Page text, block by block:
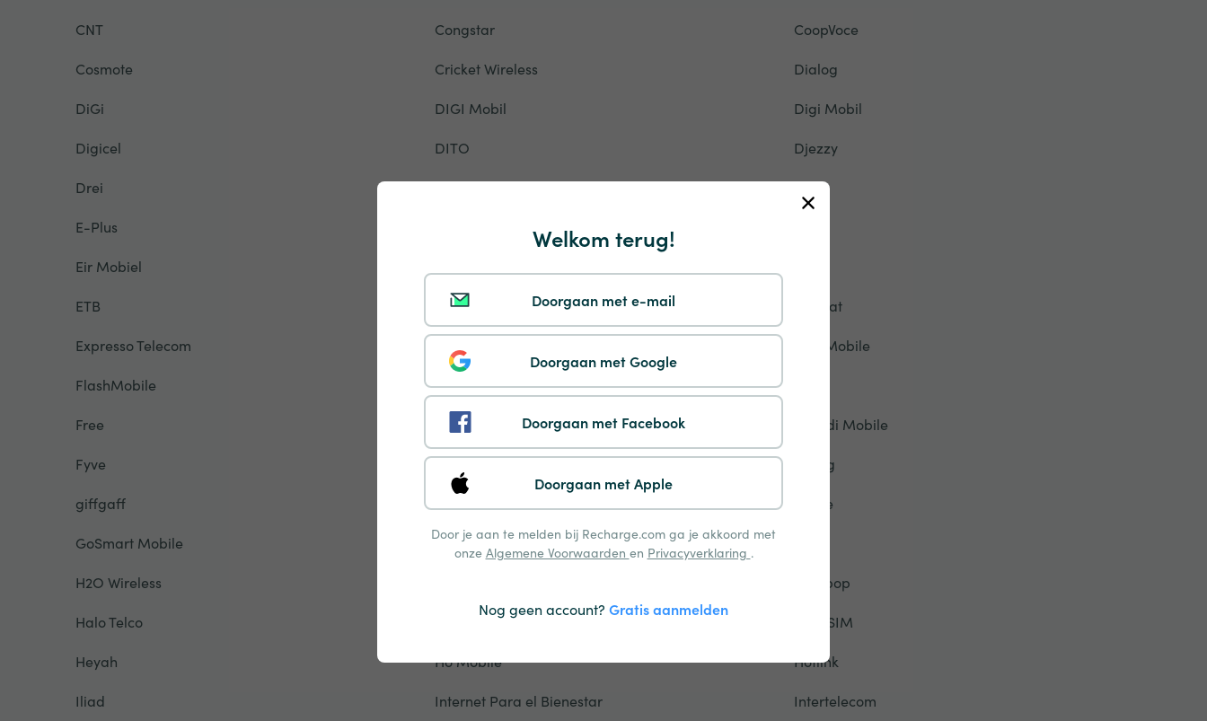
Welkom terug!
Doorgaan met e-mail
Doorgaan met Google
Doorgaan met Facebook
Doorgaan met Apple
Door je aan te melden bij Recharge.com ga je akkoord met
onze Algemene Voorwaarden en Privacyverklaring .
Nog geen account? Gratis aanmelden
CNT
Congstar
CoopVoce
Cosmote
Cricket Wireless
Dialog
DiGi
DIGI Mobil
Digi Mobil
Digicel
DITO
Djezzy
Drei
DTAC
Du
E-Plus
Eir Mobiel
ETB
Ethiotelecom
Etisalat
Expresso Telecom
Five Mobile
FlashMobile
Flow
Free
Freedom Mobile
Friendi Mobile
Fyve
Gamcel
Georg
giffgaff
Globe
GoSmart Mobile
Grameenphone
H2O Wireless
Halebop
Halo Telco
Halotel
HelloSIM
Heyah
Ho Mobile
Hotlink
Iliad
Internet Para el Bienestar
Intertelecom